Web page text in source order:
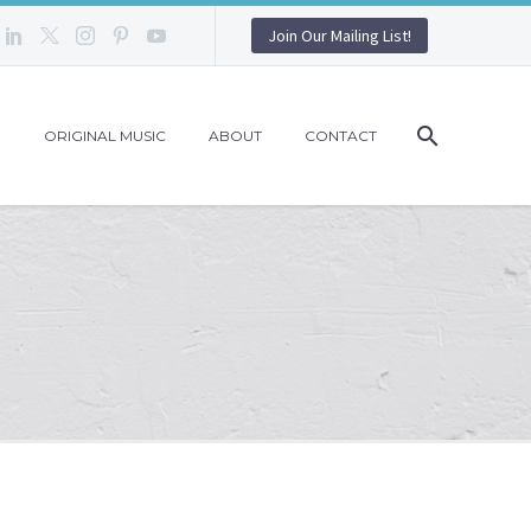
Join Our Mailing List!
ORIGINAL MUSIC ABOUT CONTACT